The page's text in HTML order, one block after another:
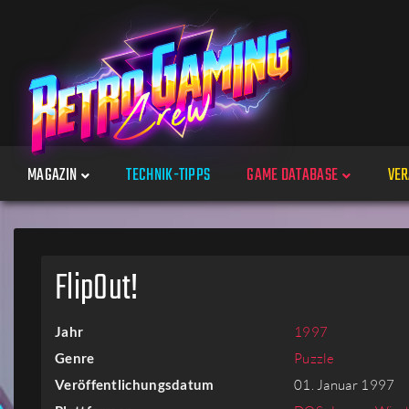
MAGAZIN TECHNIK-TIPPS GAME DATABASE
Spiele
Plattformen
FlipOut!
Jahr 1997
Genre Puzzle
Veröffentlichungsdatum 01. Januar 1997